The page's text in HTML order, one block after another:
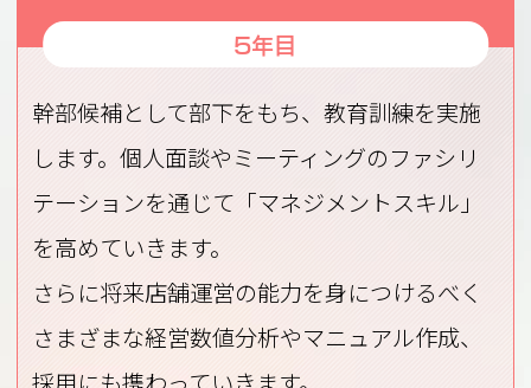
5年目
幹部候補として部下をもち、教育訓練を実施
します。個人面談やミーティングのファシリ
テーションを通じて「マネジメントスキル」
を高めていきます。
さらに将来店舗運営の能力を身につけるべく
さまざまな経営数値分析やマニュアル作成、